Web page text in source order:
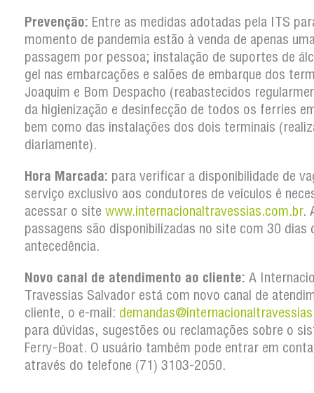
Prevenção: Entre as medidas adotadas pela ITS
momento de pandemia estão à venda de apenas
passagem por pessoa; instalação de suportes de
gel nas embarcações e salões de embarque dos
Joaquim e Bom Despacho (reabastecidos
da higienização e desinfecção de todos os ferries
bem como das instalações dos dois terminais
diariamente).
Hora Marcada: para verificar a disponibilidade de
serviço exclusivo aos condutores de veículos é
acessar o site www.internacionaltravessias.com.br.
passagens são disponibilizadas no site com 30 dias
antecedência.
Novo canal de atendimento ao cliente: A
Travessias Salvador está com novo canal de
cliente, o e-mail:
para dúvidas, sugestões ou reclamações sobre o
Ferry-Boat. O usuário também pode entrar em
através do telefone (71) 3103-2050.